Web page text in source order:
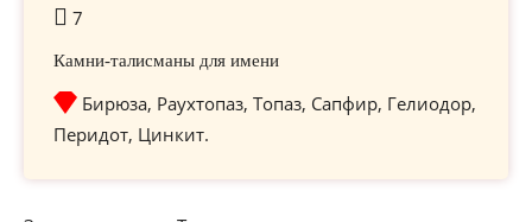
7
Камни-талисманы для имени
Бирюза, Раухтопаз, Топаз, Сапфир, Гелиодор,
Перидот, Цинкит.